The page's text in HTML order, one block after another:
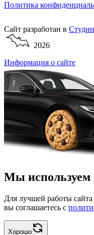
Политика
Сайт разработан в Студии
2026
Информация о сайте
Мы используем
Для лучшей работы
вы соглашаетесь с
Хорошо